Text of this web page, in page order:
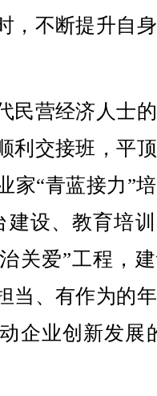
，不断提升自
营经济人士
利交接班，平
家“青蓝接力”
建设、教育培
关爱”工程，
当、有作为的
企业创新发展